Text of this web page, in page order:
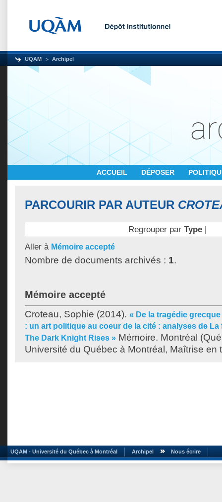
UQAM Archipel
ACCUEIL DÉPOSER
PARCOURIR PAR AUTEUR
Regrouper par Type|
Aller à Mémoire accepté
Nombre de documents archivés : 1.
Mémoire accepté
Croteau, Sophie (2014). « De la tragédie
: un art politique au coeur de la cité : analyses de
The Dark Knight Rises » Mémoire. Montréal
Université du Québec à Montréal, Maîtrise en
UQAM - Université du Québec à Montréal Archipel Nous écrire